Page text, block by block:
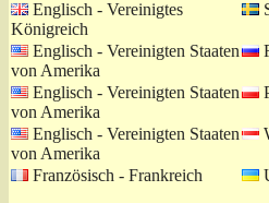
Englisch - Vereinigtes
Königreich
Englisch - Vereinigten Staaten
von Amerika
Englisch - Vereinigten Staaten
von Amerika
Englisch - Vereinigten Staaten
von Amerika
Französisch - Frankreich